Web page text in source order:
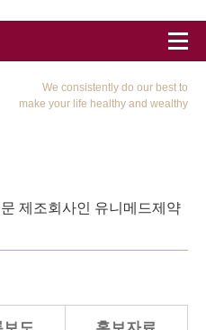
We consistently do our best to
make your life healthy and wealthy
제조회사인 유니메드제약